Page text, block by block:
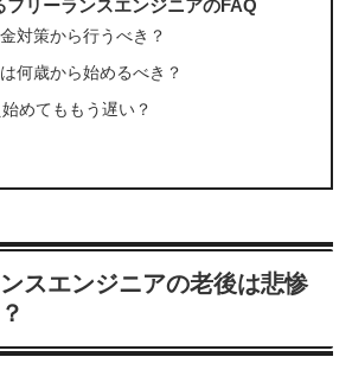
フリーランスエンジニアのFAQ
対策から行うべき？
何歳から始めるべき？
めてももう遅い？
スエンジニアの老後は悲惨